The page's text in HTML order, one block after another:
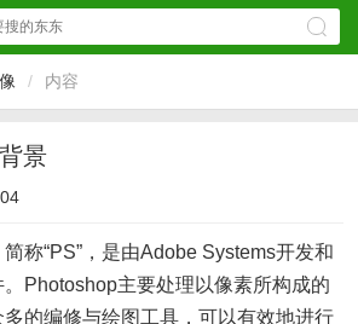
/ 内容
景
称“PS”，是由Adobe Systems开发和
Photoshop主要处理以像素所构成的
的编修与绘图工具，可以有效地进行